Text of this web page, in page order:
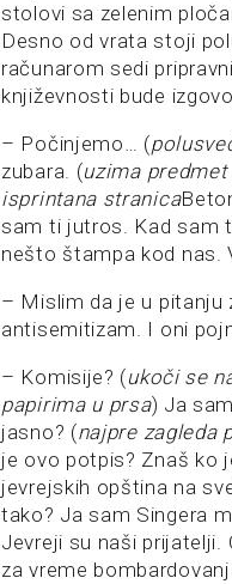
stolovi sa zelenim
Desno od vrata stoji
računarom sedi
književnosti bude
– Počinjemo… (
zubara. (uzima
isprintana stranica
sam ti jutros. Kad sam
nešto štampa kod nas.
– Mislim da je u pitanju
antisemitizam. I oni
– Komisije? (ukoči se
papirima u prsa) Ja
jasno? (najpre zagleda
je ovo potpis? Znaš ko
jevrejskih opština na
tako? Ja sam Singera
Jevreji su naši prijatelji.
za vreme